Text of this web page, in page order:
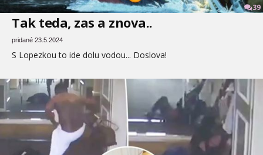
39
Tak teda, zas a znova..
pridané 23.5.2024
S Lopezkou to ide dolu vodou... Doslova!